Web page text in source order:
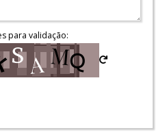
para validação: